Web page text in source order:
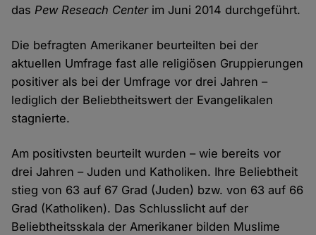
dasPew Reseach Centerim Juni 2014 durchgeführt.
Die befragten Amerikaner beurteilten bei der
aktuellen Umfrage fast alle religiösen Gruppierungen
positiver als bei der Umfrage vor drei Jahren –
lediglich der Beliebtheitswert der Evangelikalen
stagnierte.
Am positivsten beurteilt wurden – wie bereits vor
drei Jahren – Juden und Katholiken. Ihre Beliebtheit
stieg von 63 auf 67 Grad (Juden) bzw. von 63 auf 66
Grad (Katholiken). Das Schlusslicht auf der
Beliebtheitsskala der Amerikaner bilden Muslime